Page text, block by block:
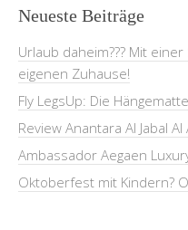
Neueste Beiträge
Urlaub daheim??? Mit
eigenen Zuhause!
Fly LegsUp: Die
Review Anantara Al Jabal
Ambassador Aegaen
Oktoberfest mit Kindern?